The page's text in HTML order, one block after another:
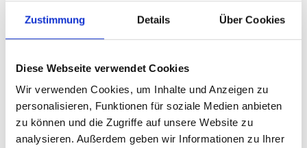
Zustimmung Details Über Cookies
Diese Webseite verwendet Cookies
Wir verwenden Cookies, um Inhalte und Anzeigen zu
personalisieren, Funktionen für soziale Medien anbieten
zu können und die Zugriffe auf unsere Website zu
analysieren. Außerdem geben wir Informationen zu Ihrer